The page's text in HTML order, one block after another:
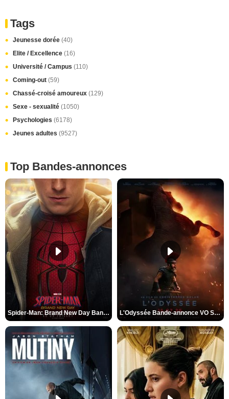
Tags
Jeunesse dorée (40)
Elite / Excellence (16)
Université / Campus (110)
Coming-out (59)
Chassé-croisé amoureux (129)
Sexe - sexualité (1050)
Psychologies (6178)
Jeunes adultes (9527)
Top Bandes-annonces
Spider-Man: Brand New Day Bande-annonce VO STFR L'Odyssée Bande-annonce VO STFR